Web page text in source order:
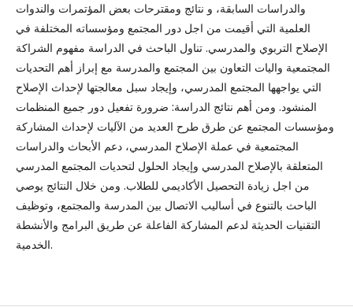
والدراسات السابقة، و نتائج ومقترحات بعض المؤتمرات والندوات
العلمية التي أقيمت من اجل دور المجتمع ومؤسساته المختلفة في
الإصلاح التربوي والمدرسي. تناول الباحث في الدراسة مفهوم الشراكة
المجتمعية واليات التعاون بين المجتمع والمدرسة مع إبراز أهم التحديات
التي يواجهها المجتمع المدرسي، وإيجاد سبل معالجتها لإحداث الإصلاح
المنشود. ومن أهم نتائج الدراسة: ضرورة تفعيل دور جميع المنظمات
ومؤسسات المجتمع عن طرق طرح العديد من الآليات لإحداث المشاركة
المجتمعية في عملة الإصلاح المدرسي، دعم الأبحاث والدراسات
المتعلقة بالإصلاح المدرسي وإيجاد الحلول لتحديات المجتمع المدرسي
من اجل زيادة التحصيل الأكاديمي للطلاب. ومن خلال النتائج يوصي
الباحث بالتنوع في أساليب الاتصال بين المدرسة والمجتمع، وتوظيف
التقنيات الحديثة لدعم المشاركة الفاعلة عن طريق البرامج والأنشطة
الخدمية.